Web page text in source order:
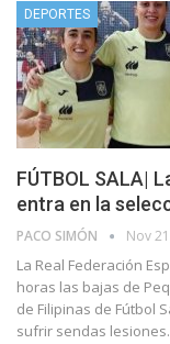
DEPORTES
FÚTBOL SALA|
entra en la
PACO SIMÓN Nov
La Real Federación
horas las bajas de
de Filipinas de Fútbol
sufrir sendas